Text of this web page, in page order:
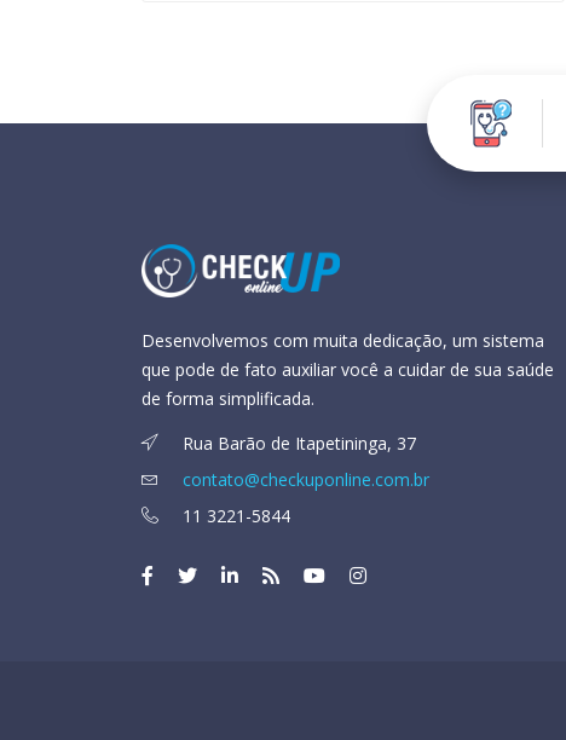
Desenvolvemos com muita dedicação, um sistema
que pode de fato auxiliar você a cuidar de sua saúde
de forma simplificada.
Rua Barão de Itapetininga, 37
contato@checkuponline.com.br
11 3221-5844